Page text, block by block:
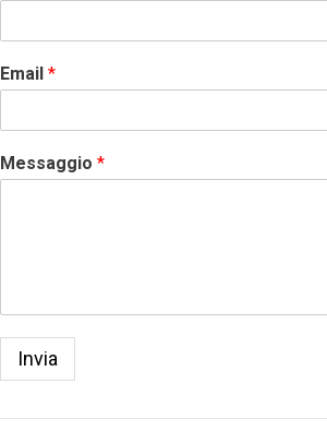
Email *
Messaggio *
Invia